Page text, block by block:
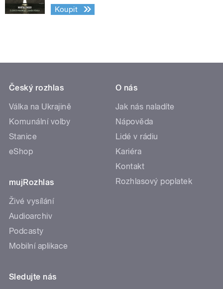
Koupit
Český rozhlas
Válka na Ukrajině
Komunální volby
Stanice
eShop
mujRozhlas
Živé vysílání
Audioarchiv
Podcasty
Mobilní aplikace
O nás
Jak nás naladíte
Nápověda
Lidé v rádiu
Kariéra
Kontakt
Rozhlasový poplatek
Sledujte nás